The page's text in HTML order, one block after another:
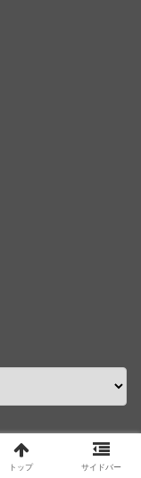
トップ サイドバー